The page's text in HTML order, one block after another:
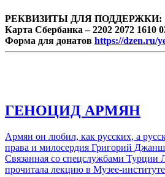
РЕКВИЗИТЫ ДЛЯ ПОДДЕРЖКИ:
Карта Сбербанка – 2202 2072 1610
Форма для донатов https://dzen.ru/
ГЕНОЦИД АРМЯН
Армян он любил, как русских, а
права и милосердия Григорий
Связанная со спецслужбами Турции
прочитала лекцию в Музее-